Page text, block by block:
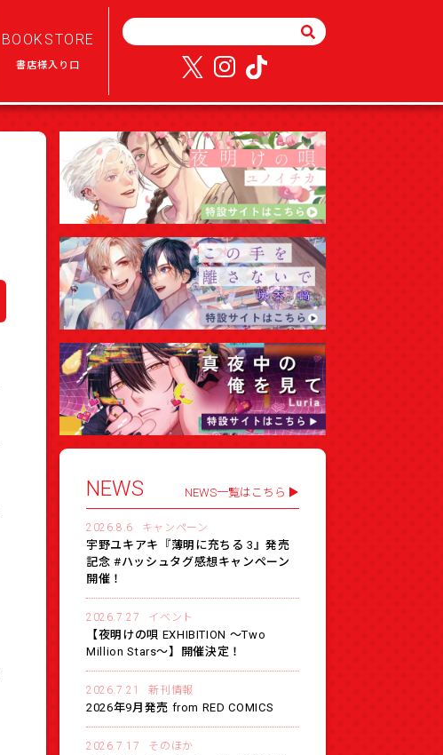
BOOKSTORE
書店様入り口
NEWS NEWS一覧はこちら
2026.8.6 キャンペーン
宇野ユキアキ『薄明に充ちる 3』発売
記念 #ハッシュタグ感想キャンペーン
開催！
2026.7.27 イベント
【夜明けの唄 EXHIBITION 〜Two
Million Stars〜】開催決定！
2026.7.21 新刊情報
2026年9月発売 from RED COMICS
2026.7.17 そのほか